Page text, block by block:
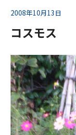
2008年10月13日
コスモス